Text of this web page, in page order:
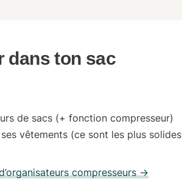
dans ton sac
de sacs (+ fonction compresseur)
vêtements (ce sont les plus solides
compresseurs →